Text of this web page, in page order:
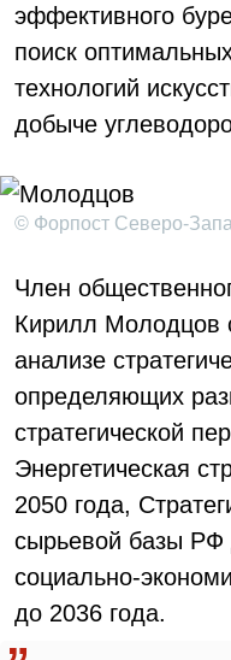
эффективного
поиск
технологий
добыче
© Форпост Северо-
Член
Кирилл Молодцов
анализе
определяющих
стратегической
Энергетическая
2050 года,
сырьевой базы РФ
социально-
до 2036 года.